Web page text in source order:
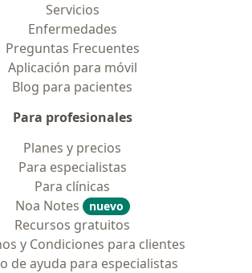
Servicios
Enfermedades
Preguntas Frecuentes
Aplicación para móvil
Blog para pacientes
Para profesionales
Planes y precios
Para especialistas
Para clínicas
Noa Notes
nuevo
Recursos gratuitos
y Condiciones para clientes
de ayuda para especialistas